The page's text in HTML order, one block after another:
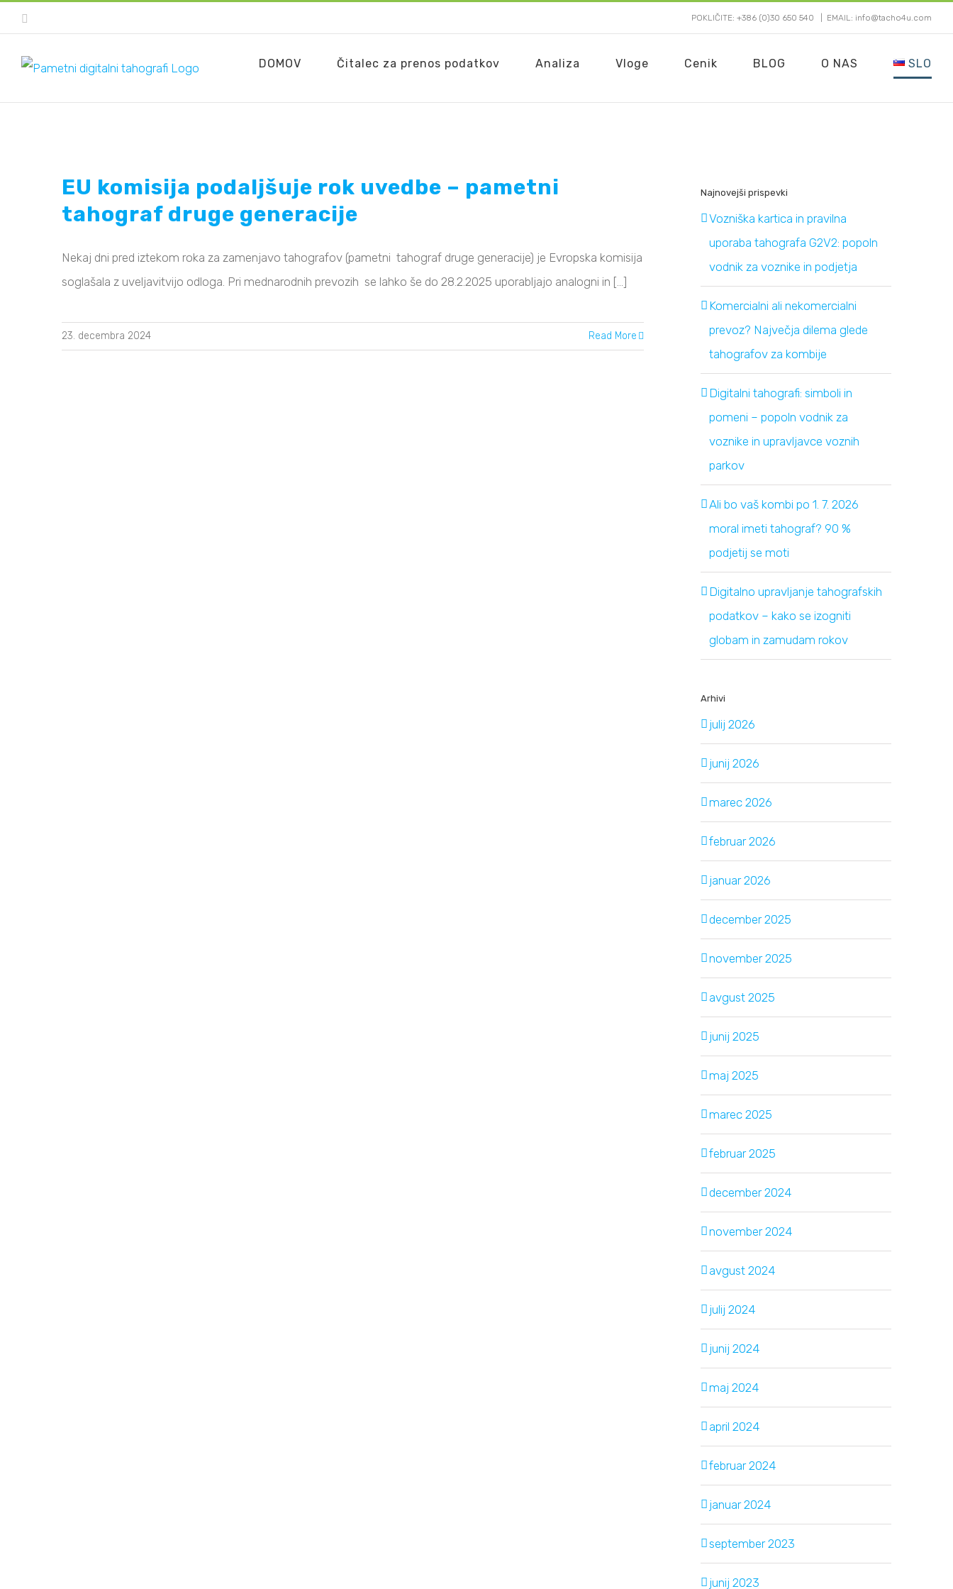
to
content
POKLIČITE: +386 (0)30 650 540 EMAIL: info@tacho4u.com
DOMOV Čitalec za prenos podatkov Analiza Vloge Cenik BLOG O NAS SLO
EU komisija podaljšuje rok uvedbe – pametni
tahograf druge generacije
Nekaj ​​dni pred iztekom roka za zamenjavo tahografov (pametni tahograf druge generacije) je Evropska komisija
soglašala z uveljavitvijo odloga. Pri mednarodnih prevozih se lahko še do 28.2.2025 uporabljajo analogni in [...]
23. decembra 2024 Read More
Najnovejši prispevki
Vozniška kartica in pravilna
uporaba tahografa G2V2: popoln
vodnik za voznike in podjetja
Komercialni ali nekomercialni
prevoz? Največja dilema glede
tahografov za kombije
Digitalni tahografi: simboli in
pomeni – popoln vodnik za
voznike in upravljavce voznih
parkov
Ali bo vaš kombi po 1. 7. 2026
moral imeti tahograf? 90 %
podjetij se moti
Digitalno upravljanje tahografskih
podatkov – kako se izogniti
globam in zamudam rokov
Arhivi
julij 2026
junij 2026
marec 2026
februar 2026
januar 2026
december 2025
november 2025
avgust 2025
junij 2025
maj 2025
marec 2025
februar 2025
december 2024
november 2024
avgust 2024
julij 2024
junij 2024
maj 2024
april 2024
februar 2024
januar 2024
september 2023
junij 2023